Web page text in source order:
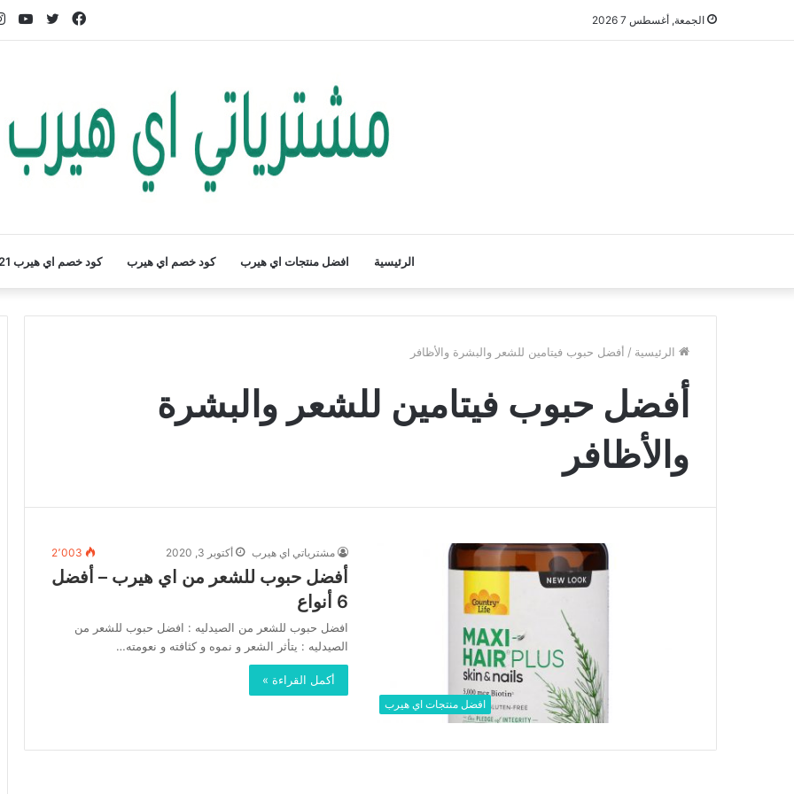
الجمعة, أغسطس 7 2026 تويتر
فيسبوك
الرئيسية افضل منتجات اي هيرب كود خصم اي هيرب كود خصم اي هيرب 2021
الرئيسية / أفضل حبوب فيتامين للشعر والبشرة والأظافر
أفضل حبوب فيتامين للشعر والبشرة
والأظافر
افضل منتجات اي هيرب
مشترياتي اي هيرب أكتوبر 3, 2020 2٬003
أفضل حبوب للشعر من اي هيرب – أفضل
6 أنواع
افضل حبوب للشعر من الصيدليه : افضل حبوب للشعر من
الصيدليه : يتأثر الشعر و نموه و كثافته و نعومته…
أكمل القراءة »